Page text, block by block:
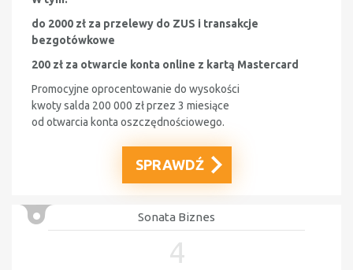
do 2000 zł za przelewy do ZUS i transakcje
bezgotówkowe
200 zł za otwarcie konta online z kartą Mastercard
Promocyjne oprocentowanie do wysokości
kwoty salda 200 000 zł przez 3 miesiące
od otwarcia konta oszczędnościowego.
SPRAWDŹ
Sonata Biznes
4